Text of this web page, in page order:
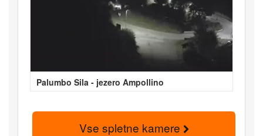
Palumbo Sila - jezero Ampollino
Vse spletne kamere